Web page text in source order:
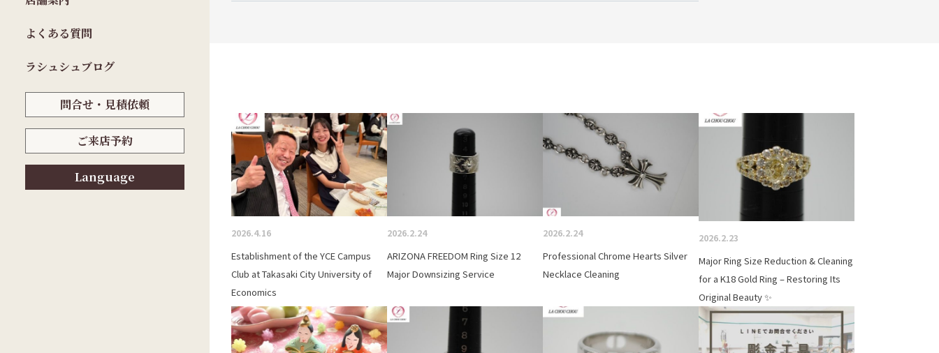
よくある質問
ラシュシュブログ
問合せ・見積依頼
ご来店予約
Language
2026.4.16
Establishment of the YCE Campus
Club at Takasaki City University of
Economics
2026.2.24
ARIZONA FREEDOM Ring Size 12
Major Downsizing Service
2026.2.24
Professional Chrome Hearts Silver
Necklace Cleaning
2026.2.23
Major Ring Size Reduction & Cleaning
for a K18 Gold Ring – Restoring Its
Original Beauty ✨